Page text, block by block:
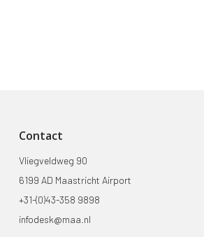
Contact
Vliegveldweg 90
6199 AD Maastricht Airport
+31-(0)43-358 9898
infodesk@maa.nl